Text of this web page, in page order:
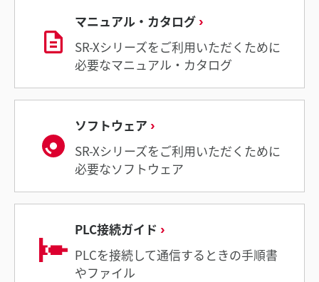
マニュアル・カタログ
SR-Xシリーズをご利用いただくために
必要なマニュアル・カタログ
ソフトウェア
SR-Xシリーズをご利用いただくために
必要なソフトウェア
PLC接続ガイド
PLCを接続して通信するときの手順書
やファイル